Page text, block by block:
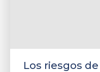
Los riesgos